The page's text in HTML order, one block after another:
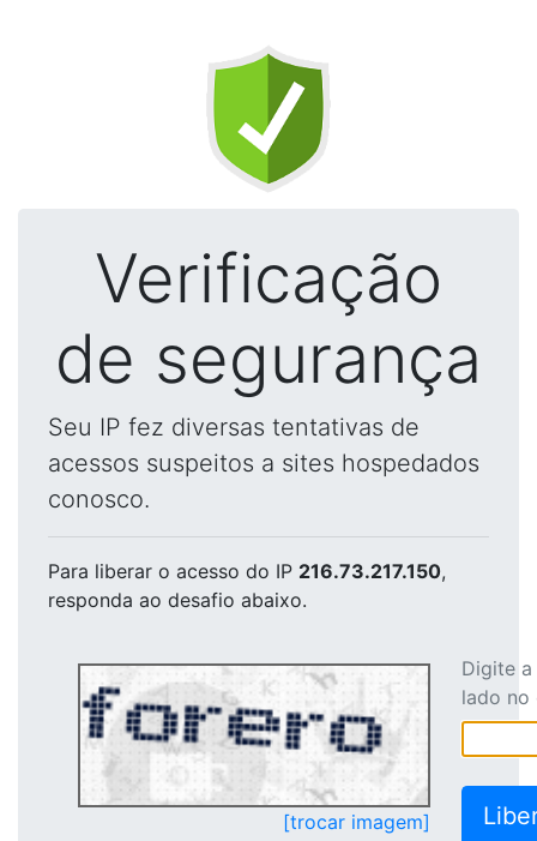
Verificação
de segurança
Seu IP fez diversas tentativas de
acessos suspeitos a sites hospedados
conosco.
Para liberar o acesso do IP 216.73.217.150,
responda ao desafio abaixo.
[trocar imagem]
Digite
lado no